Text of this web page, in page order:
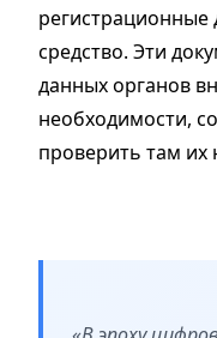
регистрационные
средство. Эти
данных органов
необходимости,
проверить там их